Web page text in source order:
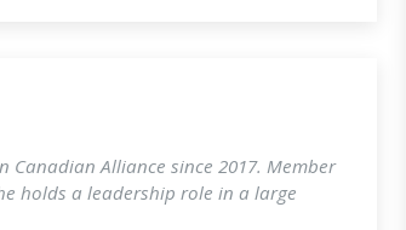
Canadian Alliance since 2017. Member
holds a leadership role in a large